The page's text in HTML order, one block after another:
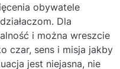
obywatele
Dla
i można wreszcie
czar, sens i misja jakby
jest niejasna, nie